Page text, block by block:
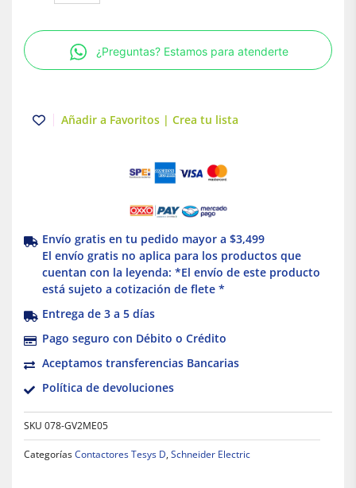
ME
0,63-
Schneider
¿Preguntas? Estamos para atenderte
Añadir a Favoritos | Crea tu lista
Envío gratis en tu pedido mayor a $3,499
El envío gratis no aplica para los productos que
cuentan con la leyenda: *El envío de este producto
está sujeto a cotización de flete *
Entrega de 3 a 5 días
Pago seguro con Débito o Crédito
Aceptamos transferencias Bancarias
Política de devoluciones
SKU 078-GV2ME05
CategoríasContactores Tesys D, Schneider Electric